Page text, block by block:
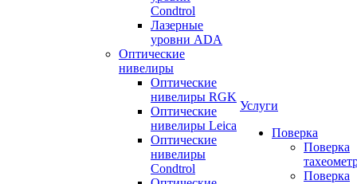
Condtrol
Лазерные
уровни ADA
Оптические
нивелиры
Оптические
нивелиры RGK
Оптические
нивелиры Leica
Оптические
нивелиры
Condtrol
Услуги
Поверка
Поверка
Поверка